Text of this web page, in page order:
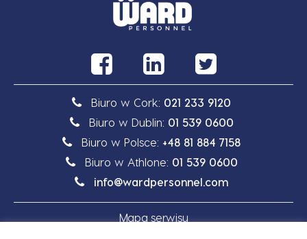
Biuro w Cork: 021 233 9120
Biuro w Dublin: 01 539 0600
Biuro w Polsce: +48 81 884 7158
Biuro w Athlone: 01 539 0600
info@wardpersonnel.com
Mapa serwisu